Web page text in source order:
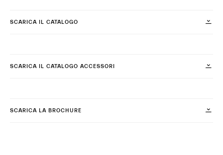
SCARICA IL CATALOGO
SCARICA IL CATALOGO ACCESSORI
SCARICA LA BROCHURE